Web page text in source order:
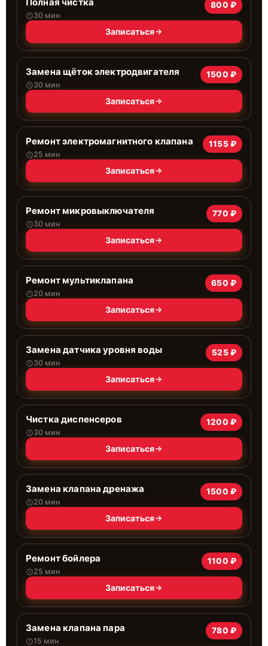
30 мин
800 ₽
Записаться
Замена щёток электродвигателя
30 мин
1500 ₽
Записаться
Ремонт электромагнитного клапана
25 мин
1155 ₽
Записаться
Ремонт микровыключателя
30 мин
770 ₽
Записаться
Ремонт мультиклапана
20 мин
650 ₽
Записаться
Замена датчика уровня воды
30 мин
525 ₽
Записаться
Чистка диспенсеров
30 мин
1200 ₽
Записаться
Замена клапана дренажа
20 мин
1500 ₽
Записаться
Ремонт бойлера
25 мин
1100 ₽
Записаться
Замена клапана пара
15 мин
780 ₽